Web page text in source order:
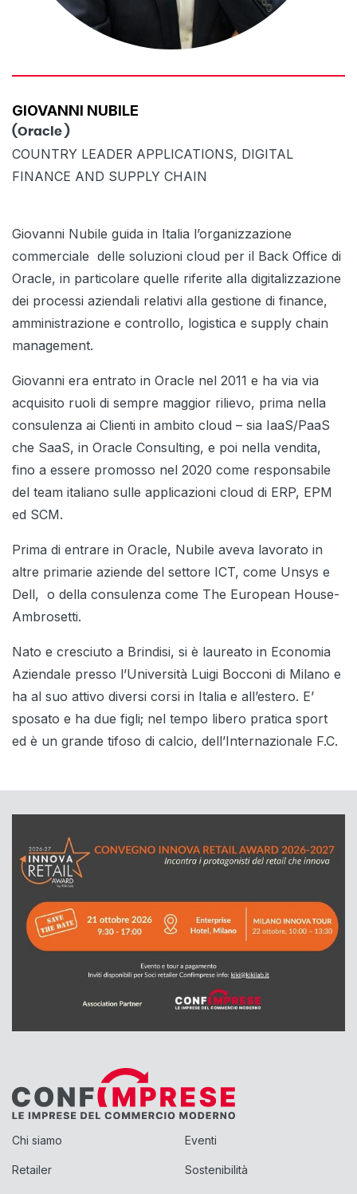
GIOVANNI NUBILE
(Oracle )
COUNTRY LEADER APPLICATIONS, DIGITAL
FINANCE AND SUPPLY CHAIN
Giovanni Nubile guida in Italia l’organizzazione
commerciale delle soluzioni cloud per il Back Office di
Oracle, in particolare quelle riferite alla digitalizzazione
dei processi aziendali relativi alla gestione di finance,
amministrazione e controllo, logistica e supply chain
management.
Giovanni era entrato in Oracle nel 2011 e ha via via
acquisito ruoli di sempre maggior rilievo, prima nella
consulenza ai Clienti in ambito cloud – sia IaaS/PaaS
che SaaS, in Oracle Consulting, e poi nella vendita,
fino a essere promosso nel 2020 come responsabile
del team italiano sulle applicazioni cloud di ERP, EPM
ed SCM.
Prima di entrare in Oracle, Nubile aveva lavorato in
altre primarie aziende del settore ICT, come Unsys e
Dell, o della consulenza come The European House-
Ambrosetti.
Nato e cresciuto a Brindisi, si è laureato in Economia
Aziendale presso l’Università Luigi Bocconi di Milano e
ha al suo attivo diversi corsi in Italia e all’estero. E’
sposato e ha due figli; nel tempo libero pratica sport
ed è un grande tifoso di calcio, dell’Internazionale F.C.
Chi siamo
Retailer
Eventi
Sostenibilità